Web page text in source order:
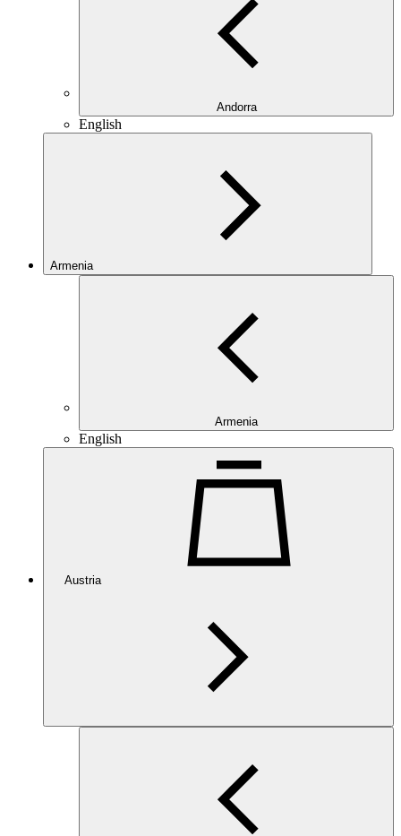
Andorra
English
Armenia
Armenia
English
Austria